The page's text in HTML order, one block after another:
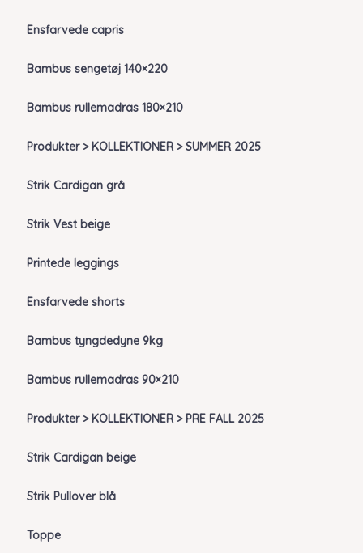
Ensfarvede capris
Bambus sengetøj 140×220
Bambus rullemadras 180×210
Produkter > KOLLEKTIONER > SUMMER 2025
Strik Cardigan grå
Strik Vest beige
Printede leggings
Ensfarvede shorts
Bambus tyngdedyne 9kg
Bambus rullemadras 90×210
Produkter > KOLLEKTIONER > PRE FALL 2025
Strik Cardigan beige
Strik Pullover blå
Toppe